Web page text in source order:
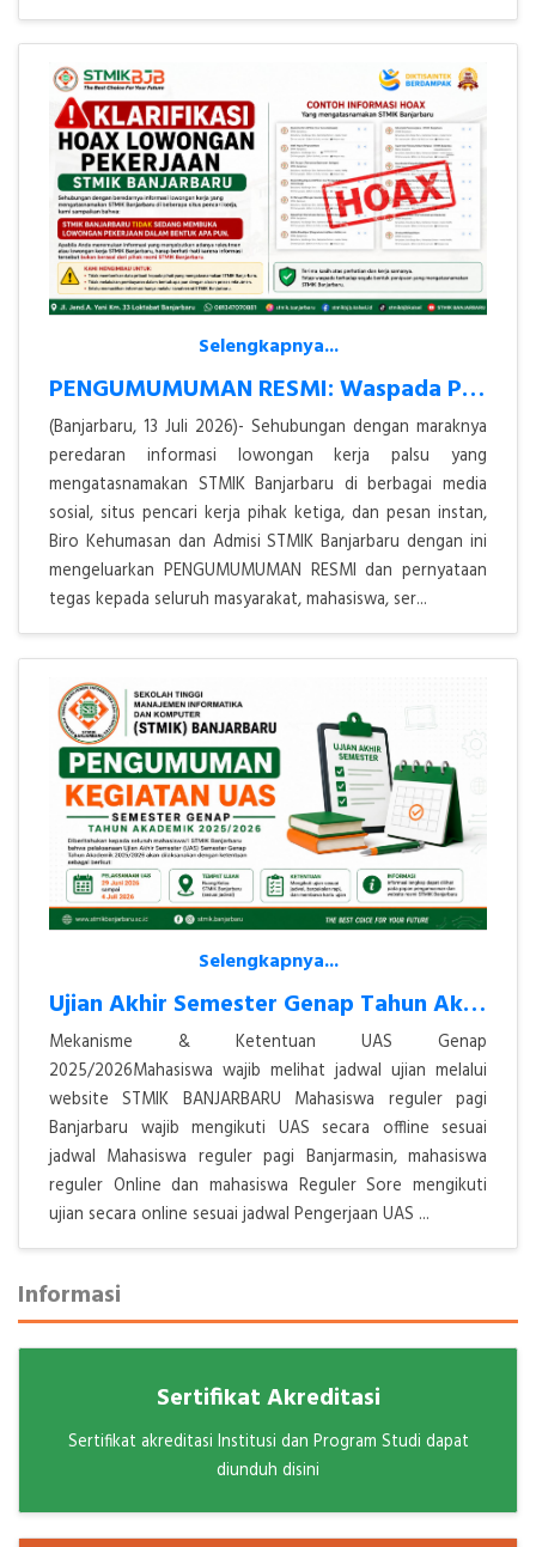
Selengkapnya...
PENGUMUMUMAN RESMI: Waspada Penipuan Lowongan Kerja Atas Nama STMIK Ba
(Banjarbaru, 13 Juli 2026)- Sehubungan dengan maraknya
peredaran informasi lowongan kerja palsu yang
mengatasnamakan STMIK Banjarbaru di berbagai media
sosial, situs pencari kerja pihak ketiga, dan pesan instan,
Biro Kehumasan dan Admisi STMIK Banjarbaru dengan ini
mengeluarkan PENGUMUMUMAN RESMI dan pernyataan
tegas kepada seluruh masyarakat, mahasiswa, ser...
Selengkapnya...
Ujian Akhir Semester Genap Tahun Akademik 2025/2026
Mekanisme & Ketentuan UAS Genap
2025/2026Mahasiswa wajib melihat jadwal ujian melalui
website STMIK BANJARBARU Mahasiswa reguler pagi
Banjarbaru wajib mengikuti UAS secara offline sesuai
jadwal Mahasiswa reguler pagi Banjarmasin, mahasiswa
reguler Online dan mahasiswa Reguler Sore mengikuti
ujian secara online sesuai jadwal Pengerjaan UAS ...
Informasi
Sertifikat Akreditasi
Sertifikat akreditasi Institusi dan Program Studi dapat
diunduh disini